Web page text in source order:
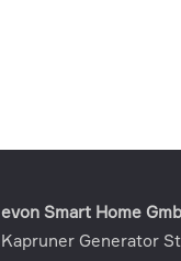
evon Smart Home
Kapruner Generator